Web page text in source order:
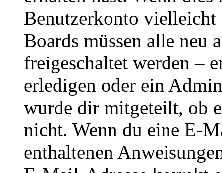
Benutzerkonto
Boards müssen alle neu
freigeschaltet werden –
erledigen oder ein
wurde dir mitgeteilt, ob
nicht. Wenn du eine E-
enthaltenen